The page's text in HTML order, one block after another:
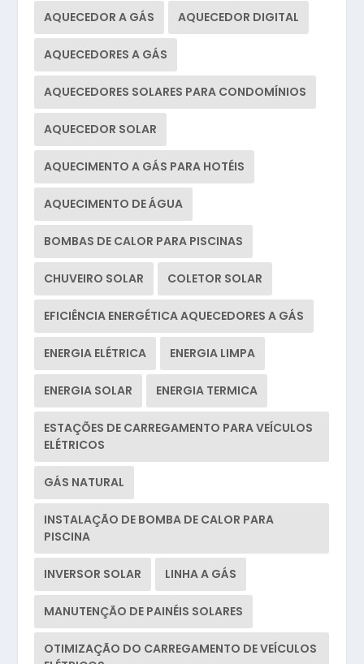
AQUECEDOR A GÁS AQUECEDOR DIGITAL
AQUECEDORES A GÁS
AQUECEDORES SOLARES PARA CONDOMÍNIOS
AQUECEDOR SOLAR
AQUECIMENTO A GÁS PARA HOTÉIS
AQUECIMENTO DE ÁGUA
BOMBAS DE CALOR PARA PISCINAS
CHUVEIRO SOLAR COLETOR SOLAR
EFICIÊNCIA ENERGÉTICA AQUECEDORES A GÁS
ENERGIA ELÉTRICA ENERGIA LIMPA
ENERGIA SOLAR ENERGIA TERMICA
ESTAÇÕES DE CARREGAMENTO PARA VEÍCULOS
ELÉTRICOS
GÁS NATURAL
INSTALAÇÃO DE BOMBA DE CALOR PARA
PISCINA
INVERSOR SOLAR LINHA A GÁS
MANUTENÇÃO DE PAINÉIS SOLARES
OTIMIZAÇÃO DO CARREGAMENTO DE VEÍCULOS